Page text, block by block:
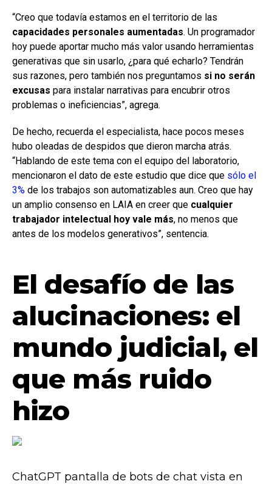
“Creo que todavía estamos en el territorio de las
capacidades personales aumentadas. Un programador
hoy puede aportar mucho más valor usando herramientas
generativas que sin usarlo, ¿para qué echarlo? Tendrán
sus razones, pero también nos preguntamos si no serán
excusas para instalar narrativas para encubrir otros
problemas o ineficiencias”, agrega.
De hecho, recuerda el especialista, hace pocos meses
hubo oleadas de despidos que dieron marcha atrás.
“Hablando de este tema con el equipo del laboratorio,
mencionaron el dato de este estudio que dice que sólo el
3% de los trabajos son automatizables aun. Creo que hay
un amplio consenso en LAIA en creer que cualquier
trabajador intelectual hoy vale más, no menos que
antes de los modelos generativos”, sentencia.
El desafío de las
alucinaciones: el
mundo judicial, el
que más ruido
hizo
ChatGPT pantalla de bots de chat vista en